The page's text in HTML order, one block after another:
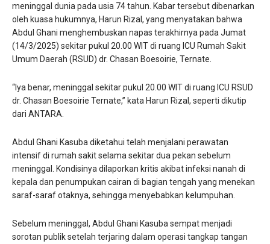
meninggal dunia pada usia 74 tahun. Kabar tersebut dibenarkan
oleh kuasa hukumnya, Harun Rizal, yang menyatakan bahwa
Abdul Ghani menghembuskan napas terakhirnya pada Jumat
(14/3/2025) sekitar pukul 20.00 WIT di ruang ICU Rumah Sakit
Umum Daerah (RSUD) dr. Chasan Boesoirie, Ternate.
“Iya benar, meninggal sekitar pukul 20.00 WIT di ruang ICU RSUD
dr. Chasan Boesoirie Ternate,” kata Harun Rizal, seperti dikutip
dari ANTARA.
Abdul Ghani Kasuba diketahui telah menjalani perawatan
intensif di rumah sakit selama sekitar dua pekan sebelum
meninggal. Kondisinya dilaporkan kritis akibat infeksi nanah di
kepala dan penumpukan cairan di bagian tengah yang menekan
saraf-saraf otaknya, sehingga menyebabkan kelumpuhan.
Sebelum meninggal, Abdul Ghani Kasuba sempat menjadi
sorotan publik setelah terjaring dalam operasi tangkap tangan